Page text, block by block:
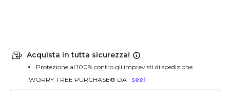
Acquista in tutta sicurezza!
Protezione al 100% contro gli imprevisti di spedizione
WORRY-FREE PURCHASE® DA
seel